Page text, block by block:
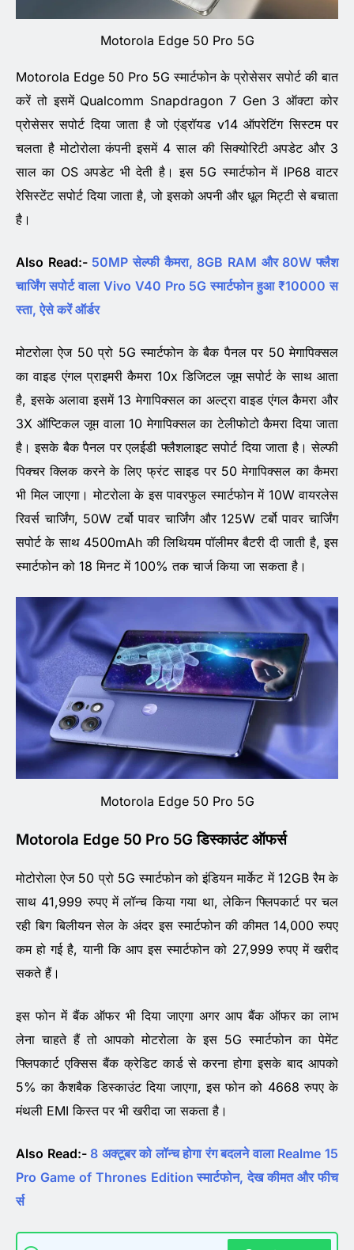
Motorola Edge 50 Pro 5G
Motorola Edge 50 Pro 5G स्मार्टफोन के प्रोसेसर सपोर्ट की बात
करें तो इसमें Qualcomm Snapdragon 7 Gen 3 ऑक्टा कोर
प्रोसेसर सपोर्ट दिया जाता है जो एंड्रॉयड v14 ऑपरेटिंग सिस्टम पर
चलता है मोटोरोला कंपनी इसमें 4 साल की सिक्योरिटी अपडेट और 3
साल का OS अपडेट भी देती है। इस 5G स्मार्टफोन में IP68 वाटर
रेसिस्टेंट सपोर्ट दिया जाता है, जो इसको अपनी और धूल मिट्टी से बचाता
है।
Also Read:- 50MP सेल्फी कैमरा, 8GB RAM और 80W फ्लैश
चार्जिंग सपोर्ट वाला Vivo V40 Pro 5G स्मार्टफोन हुआ ₹10000 स
स्ता, ऐसे करें ऑर्डर
मोटरोला ऐज 50 प्रो 5G स्मार्टफोन के बैक पैनल पर 50 मेगापिक्सल
का वाइड एंगल प्राइमरी कैमरा 10x डिजिटल जूम सपोर्ट के साथ आता
है, इसके अलावा इसमें 13 मेगापिक्सल का अल्ट्रा वाइड एंगल कैमरा और
3X ऑप्टिकल जूम वाला 10 मेगापिक्सल का टेलीफोटो कैमरा दिया जाता
है। इसके बैक पैनल पर एलईडी फ्लैशलाइट सपोर्ट दिया जाता है। सेल्फी
पिक्चर क्लिक करने के लिए फ्रंट साइड पर 50 मेगापिक्सल का कैमरा
भी मिल जाएगा। मोटरोला के इस पावरफुल स्मार्टफोन में 10W वायरलेस
रिवर्स चार्जिंग, 50W टर्बो पावर चार्जिंग और 125W टर्बो पावर चार्जिंग
सपोर्ट के साथ 4500mAh की लिथियम पॉलीमर बैटरी दी जाती है, इस
स्मार्टफोन को 18 मिनट में 100% तक चार्ज किया जा सकता है।
Motorola Edge 50 Pro 5G
Motorola Edge 50 Pro 5G डिस्काउंट ऑफर्स
मोटोरोला ऐज 50 प्रो 5G स्मार्टफोन को इंडियन मार्केट में 12GB रैम के
साथ 41,999 रुपए में लॉन्च किया गया था, लेकिन फ्लिपकार्ट पर चल
रही बिग बिलीयन सेल के अंदर इस स्मार्टफोन की कीमत 14,000 रुपए
कम हो गई है, यानी कि आप इस स्मार्टफोन को 27,999 रुपए में खरीद
सकते हैं।
इस फोन में बैंक ऑफर भी दिया जाएगा अगर आप बैंक ऑफर का लाभ
लेना चाहते हैं तो आपको मोटरोला के इस 5G स्मार्टफोन का पेमेंट
फ्लिपकार्ट एक्सिस बैंक क्रेडिट कार्ड से करना होगा इसके बाद आपको
5% का कैशबैक डिस्काउंट दिया जाएगा, इस फोन को 4668 रुपए के
मंथली EMI किस्त पर भी खरीदा जा सकता है।
Also Read:-8 अक्टूबर को लॉन्च होगा रंग बदलने वाला Realme 15
Pro Game of Thrones Edition स्मार्टफोन, देख कीमत और फीच
र्स